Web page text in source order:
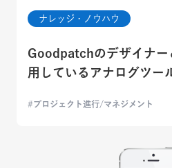
ナレッジ・ノウハウ
Goodpatchのデザイナー
用しているアナログツー
プロジェクト進行/マネジメント